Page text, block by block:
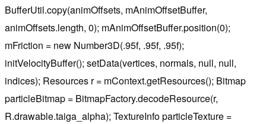
BufferUtil.copy(animOffsets, mAnimOffsetBuffer,
animOffsets.length, 0); mAnimOffsetBuffer.position(0);
mFriction = new Number3D(.95f, .95f, .95f);
initVelocityBuffer(); setData(vertices, normals, null, null,
indices); Resources r = mContext.getResources(); Bitmap
particleBitmap = BitmapFactory.decodeResource(r,
R.drawable.taiga_alpha); TextureInfo particleTexture =